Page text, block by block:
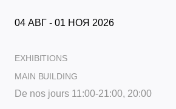
04 АВГ - 01 НОЯ 2026
EXHIBITIONS
MAIN BUILDING
De nos jours 11:00-21:00, 20:00